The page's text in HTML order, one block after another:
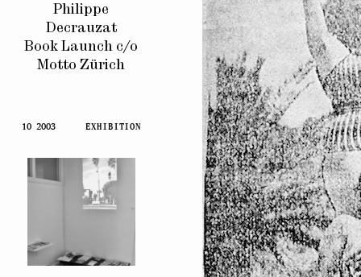
Philippe
Decrauzat
Book Launch c/o
Motto Zürich
10 2003 EXHIBITION